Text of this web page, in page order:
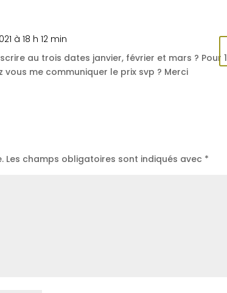
à 18 h 12 min
au trois dates janvier, février et mars ? Pour 1
vous me communiquer le prix svp ? Merci
Les champs obligatoires sont indiqués avec *